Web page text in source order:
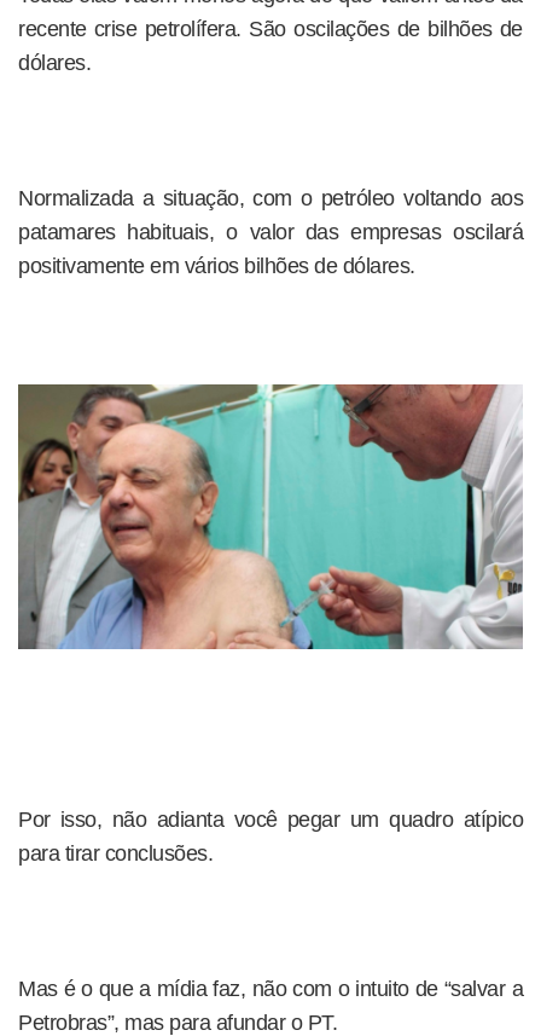
recente crise petrolífera. São oscilações de bilhões de
dólares.
Normalizada a situação, com o petróleo voltando aos
patamares habituais, o valor das empresas oscilará
positivamente em vários bilhões de dólares.
Por isso, não adianta você pegar um quadro atípico
para tirar conclusões.
Mas é o que a mídia faz, não com o intuito de “salvar a
Petrobras”, mas para afundar o PT.